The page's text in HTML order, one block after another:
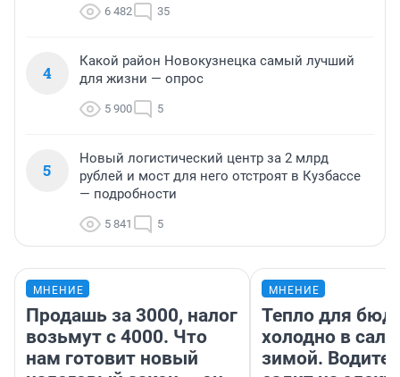
6 482 35
4
Какой район Новокузнецка самый лучший
для жизни — опрос
5 900 5
5
Новый логистический центр за 2 млрд
рублей и мост для него отстроят в Кузбассе
— подробности
5 841 5
МНЕНИЕ
Продашь за 3000, налог
возьмут с 4000. Что
нам готовит новый
МНЕНИЕ
Тепло для
холодно в
зимой.